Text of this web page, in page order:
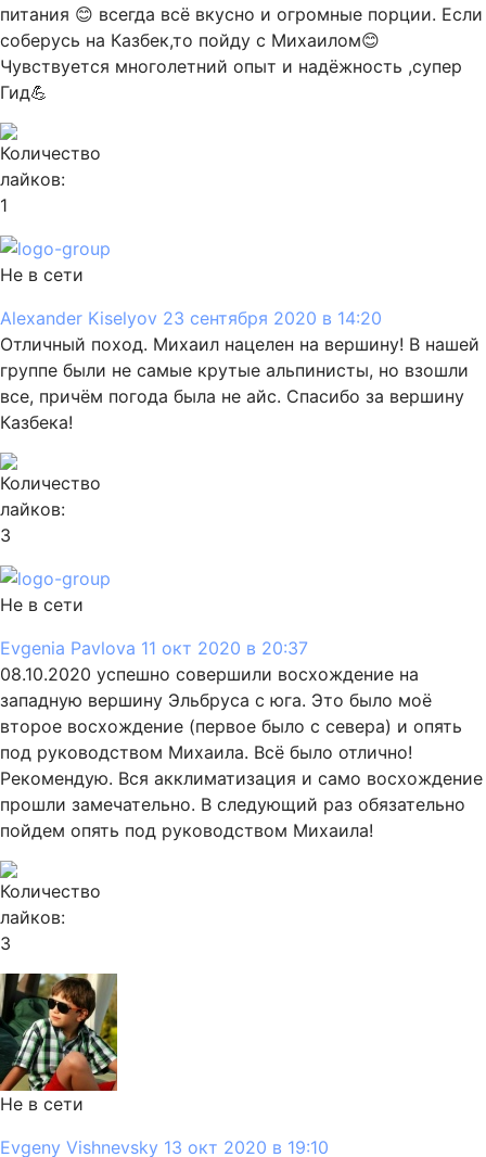
питания 😊 всегда всё вкусно и огромные порции. Если
соберусь на Казбек,то пойду с Михаилом😊
Чувствуется многолетний опыт и надёжность ,супер
Гид💪
1
Не в сети
Alexander Kiselyov 23 сентября 2020 в 14:20
Отличный поход. Михаил нацелен на вершину! В нашей
группе были не самые крутые альпинисты, но взошли
все, причём погода была не айс. Спасибо за вершину
Казбека!
3
Не в сети
Evgenia Pavlova 11 окт 2020 в 20:37
08.10.2020 успешно совершили восхождение на
западную вершину Эльбруса с юга. Это было моё
второе восхождение (первое было с севера) и опять
под руководством Михаила. Всё было отлично!
Рекомендую. Вся акклиматизация и само восхождение
прошли замечательно. В следующий раз обязательно
пойдем опять под руководством Михаила!
3
Не в сети
Evgeny Vishnevsky 13 окт 2020 в 19:10